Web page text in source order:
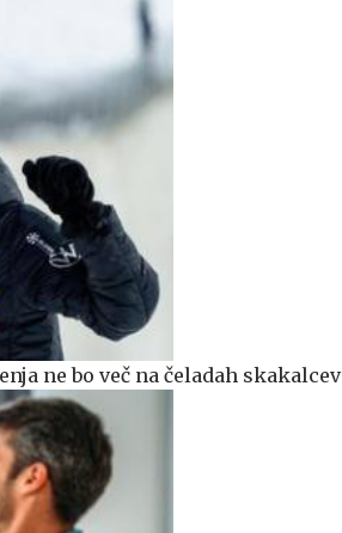
ne bo več na čeladah skakalcev